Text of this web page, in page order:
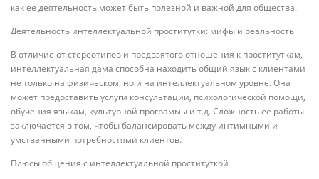
как ее деятельность может быть полезной и важной для общества.
Деятельность интеллектуальной проститутки: мифы и реальность
В отличие от стереотипов и предвзятого отношения к проституткам,
интеллектуальная дама способна находить общий язык с клиентами
не только на физическом, но и на интеллектуальном уровне. Она
может предоставить услуги консультации, психологической помощи,
обучения языкам, культурной программы и т.д. Сложность ее работы
заключается в том, чтобы балансировать между интимными и
умственными потребностями клиентов.
Плюсы общения с интеллектуальной проституткой